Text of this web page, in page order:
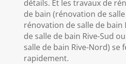
détails. Et les travaux de
de bain (rénovation de
rénovation de salle de bain
de salle de bain Rive-Sud
salle de bain Rive-Nord) se
rapidement.